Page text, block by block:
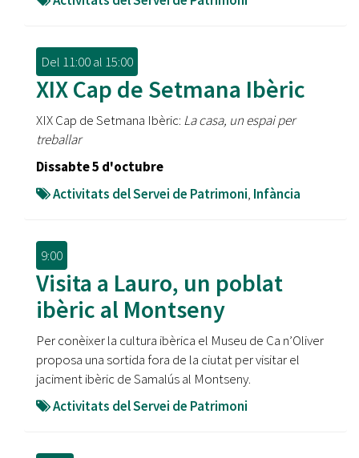
Del 11:00al 15:00
XIX Cap de Setmana Ibèric
XIX Cap de Setmana Ibèric: La casa, un espai per
treballar
Dissabte 5 d'octubre
Activitats del Servei de Patrimoni, Infància
9:00
Visita a Lauro, un poblat
ibèric al Montseny
Per conèixer la cultura ibèrica el Museu de Ca n’Oliver
proposa una sortida fora de la ciutat per visitar el
jaciment ibèric de Samalús al Montseny.
Activitats del Servei de Patrimoni